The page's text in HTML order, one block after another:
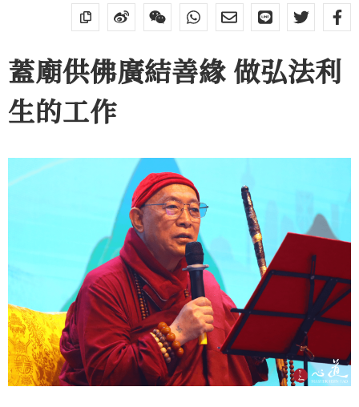
蓋廟供佛廣結善緣 做弘法利
生的工作